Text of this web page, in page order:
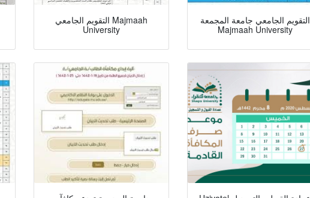
التقويم الجامعي Majmaah
University
التقويم الجامعي جامعة المجمعة
Majmaah University